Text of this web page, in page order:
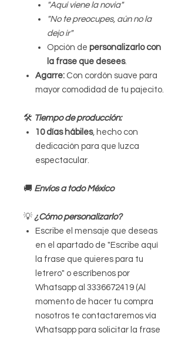
"Aquí viene la novia"
"No te preocupes, aún no la
dejo ir"
Opción de personalizarlo con
la frase que desees.
Agarre: Con cordón suave para
mayor comodidad de tu pajecito.
🛠 Tiempo de producción:
10 días hábiles, hecho con
dedicación para que luzca
espectacular.
🚚 Envíos a todo México
💡 ¿Cómo personalizarlo?
Escribe el mensaje que deseas
en el apartado de "Escribe aquí
la frase que quieres para tu
letrero" o escríbenos por
Whatsapp al 3336672419 (Al
momento de hacer tu compra
nosotros te contactaremos vía
Whatsapp para solicitar la frase